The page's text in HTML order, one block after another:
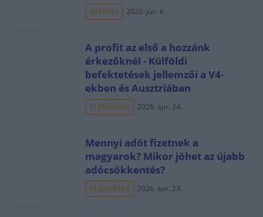
INTERJÚ 2026. jún. 6.
A profit az első a hozzánk
érkezőknél - Külföldi
befektetések jellemzői a V4-
ekben és Ausztriában
ELEMZÉSEK 2026. ápr. 24.
Mennyi adót fizetnek a
magyarok? Mikor jöhet az újabb
adócsökkentés?
ELEMZÉSEK 2026. ápr. 23.